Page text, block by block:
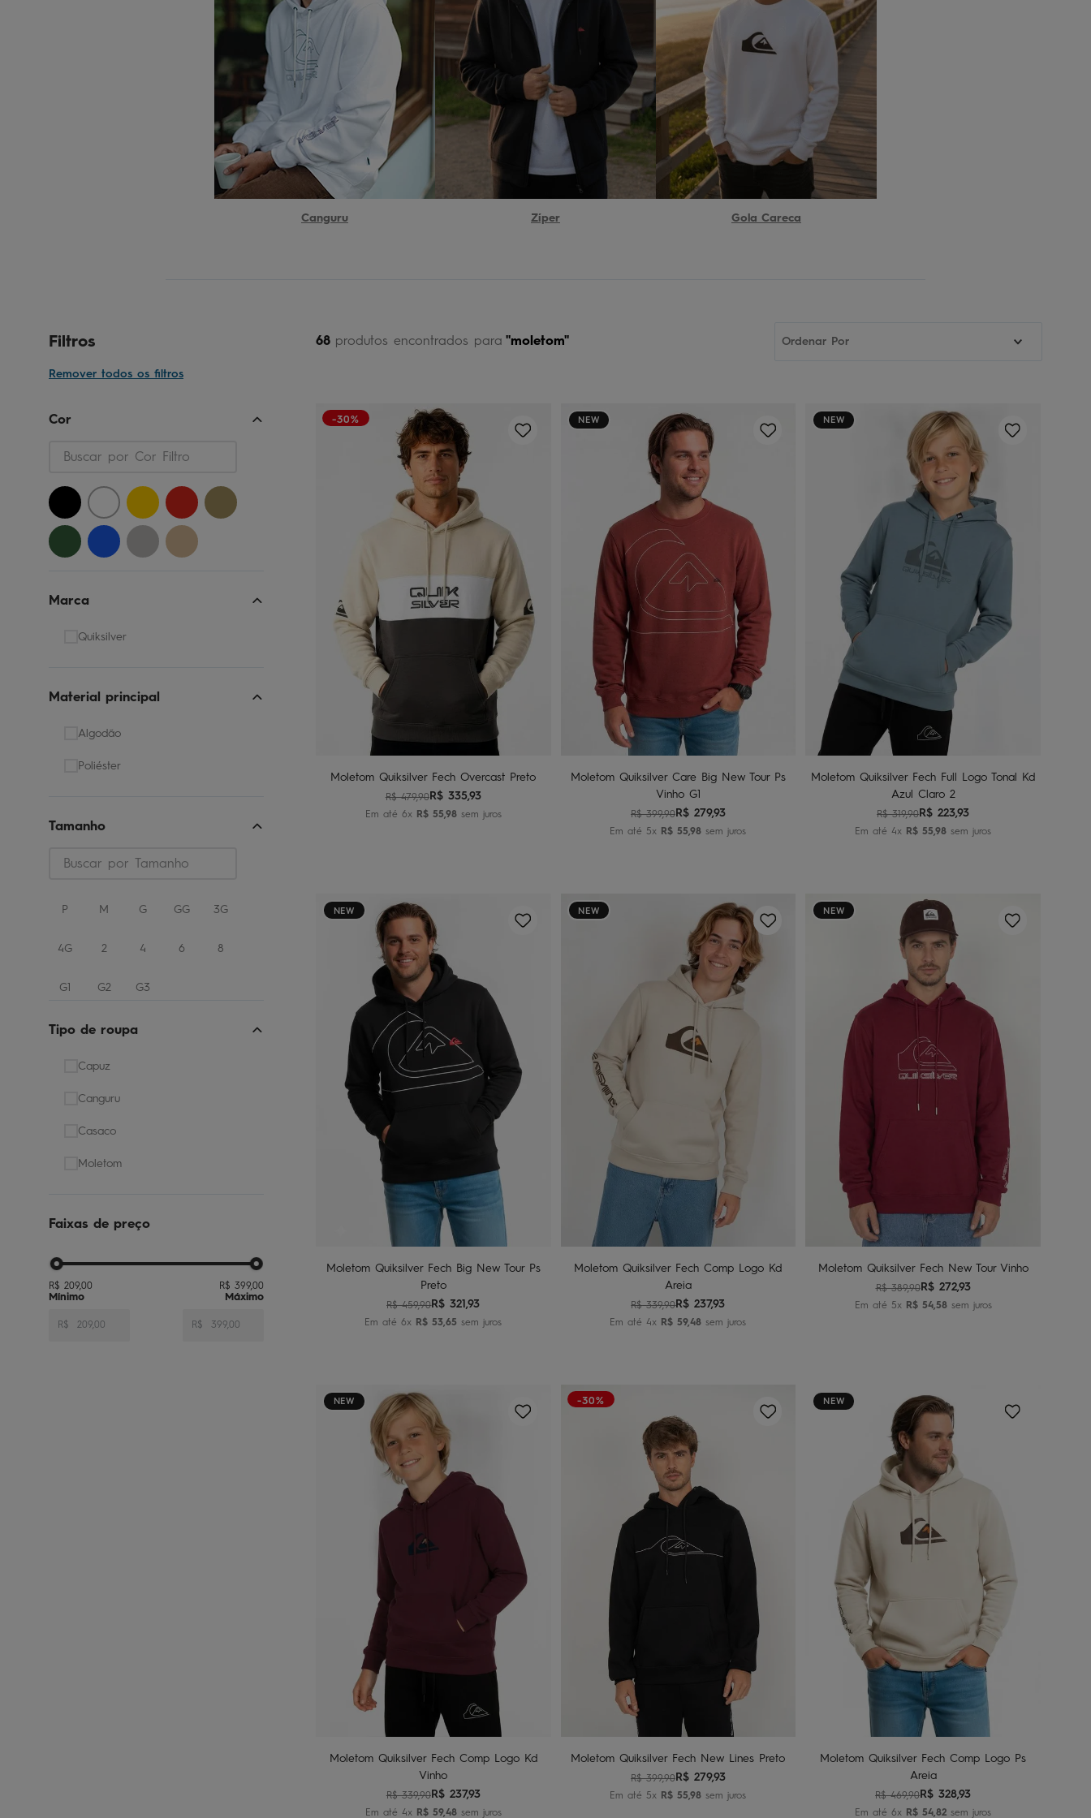
Canguru Zíper Gola Careca
Filtros 68 produtos moletom Ordenar Por
Cor Filtro
Marca
Quiksilver
Material principal
Algodão
Poliéster
Tamanho
P M G GG 3G
4G 2 4 6 8
G1 G2 G3
Tipo de roupa
Capuz
Canguru
Casaco
Moletom
Faixas de preço
R$ R$
R$ 209,00 R$ 399,00
-30%
Adicionar ao carrinho
Moletom Quiksilver Fech Overcast Preto
R$ 479,90R$ 335,93
Em até 6x R$ 55,98sem juros
NEW
G3
Adicionar ao carrinho
Moletom Quiksilver Care Big New Tour Ps
Vinho G1
R$ 399,90R$ 279,93
Em até5x R$ 55,98 sem juros
NEW
Adicionar ao carrinho
Moletom Quiksilver Fech Full Logo Tonal Kd
Azul Claro 2
R$ 319,90R$ 223,93
Em até4x R$ 55,98 sem juros
NEW
G2 G3
Adicionar ao carrinho
Moletom Quiksilver Fech Big New Tour Ps
Preto
R$ 459,90R$ 321,93
Em até6x R$ 53,65 sem juros
NEW
4 6
Adicionar ao carrinho
Moletom Quiksilver Fech Comp Logo Kd
Areia
R$ 339,90R$ 237,93
Em até4x R$ 59,48 sem juros
NEW
Adicionar ao carrinho
Moletom Quiksilver Fech New Tour Vinho
R$ 389,90R$ 272,93
Em até 5x R$ 54,58sem juros
NEW
2 4
Adicionar ao carrinho
Moletom Quiksilver Fech Comp Logo Kd
Vinho
R$ 339,90R$ 237,93
Em até 4x R$ 59,48sem juros
-30%
Adicionar ao carrinho
Moletom Quiksilver Fech New Lines Preto
R$ 399,90R$ 279,93
Em até5x R$ 55,98 sem juros
NEW
G2 G3
Adicionar ao carrinho
Moletom Quiksilver Fech Comp Logo Ps
Areia
R$ 469,90R$ 328,93
Em até6x R$ 54,82 sem juros
10